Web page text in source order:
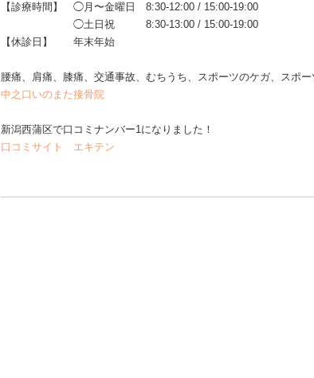
【診療時間】 ◯月〜金曜日 8:30-12:00 / 15:00-19:00
◯土日祝 8:30-13:00 / 15:00-19:00
【休診日】 年末年始
腰痛、肩痛、膝痛、交通事故、むちうち、スポーツのケガ、スポー
中之口いのまた接骨院
新潟西蒲区で口コミナンバー1になりました！
口コミサイト エキテン